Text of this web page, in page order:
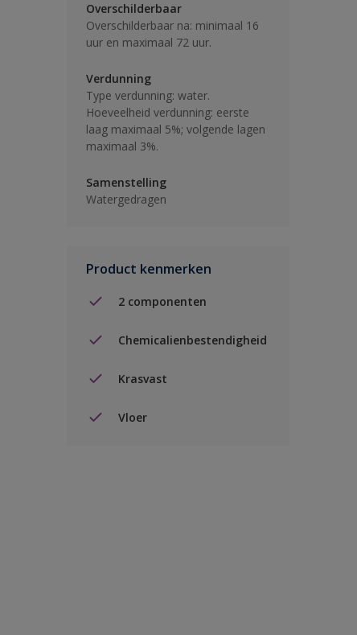
Overschilderbaar
Overschilderbaar na: minimaal 16
uur en maximaal 72 uur.
Verdunning
Type verdunning: water.
Hoeveelheid verdunning: eerste
laag maximaal 5%; volgende lagen
maximaal 3%.
Samenstelling
Watergedragen
Product kenmerken
2 componenten
Chemicalienbestendigheid
Krasvast
Vloer